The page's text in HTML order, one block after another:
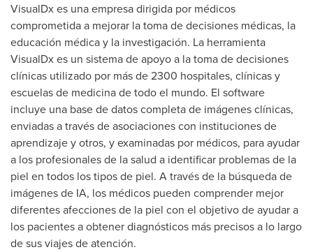
VisualDx es una empresa dirigida por médicos
comprometida a mejorar la toma de decisiones médicas, la
educación médica y la investigación. La herramienta
VisualDx es un sistema de apoyo a la toma de decisiones
clínicas utilizado por más de 2300 hospitales, clínicas y
escuelas de medicina de todo el mundo. El software
incluye una base de datos completa de imágenes clínicas,
enviadas a través de asociaciones con instituciones de
aprendizaje y otros, y examinadas por médicos, para ayudar
a los profesionales de la salud a identificar problemas de la
piel en todos los tipos de piel. A través de la búsqueda de
imágenes de IA, los médicos pueden comprender mejor
diferentes afecciones de la piel con el objetivo de ayudar a
los pacientes a obtener diagnósticos más precisos a lo largo
de sus viajes de atención.